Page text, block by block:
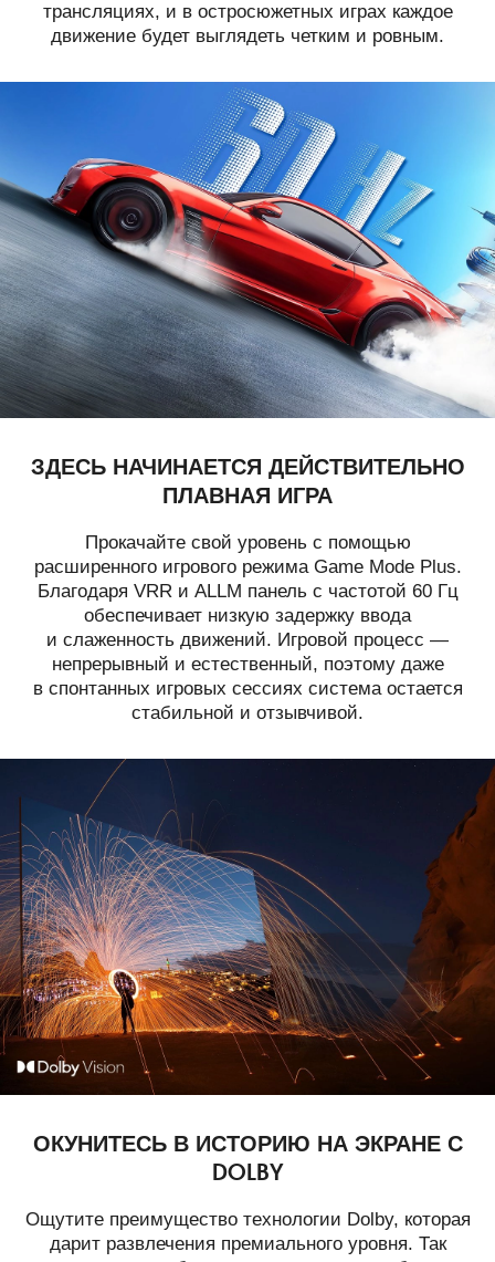
трансляциях, и в остросюжетных играх каждое
движение будет выглядеть четким и ровным.
ЗДЕСЬ НАЧИНАЕТСЯ ДЕЙСТВИТЕЛЬНО
ПЛАВНАЯ ИГРА
Прокачайте свой уровень с помощью
расширенного игрового режима Game Mode Plus.
Благодаря VRR и ALLM панель с частотой 60 Гц
обеспечивает низкую задержку ввода
и слаженность движений. Игровой процесс —
непрерывный и естественный, поэтому даже
в спонтанных игровых сессиях система остается
стабильной и отзывчивой.
ОКУНИТЕСЬ В ИСТОРИЮ НА ЭКРАНЕ С
DOLBY
Ощутите преимущество технологии Dolby, которая
дарит развлечения премиального уровня. Так